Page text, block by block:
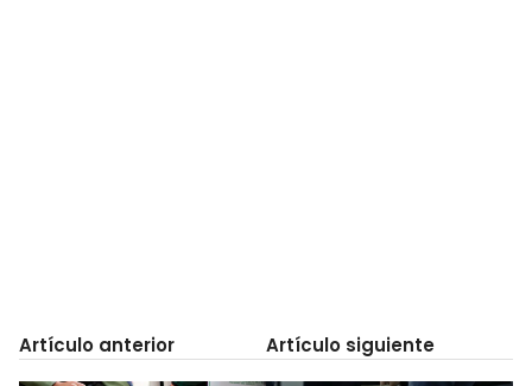
Artículo anterior Artículo siguiente